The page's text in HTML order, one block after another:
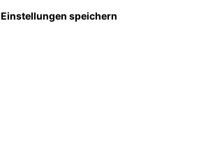
Weltweit, um dorthin zu liefern!